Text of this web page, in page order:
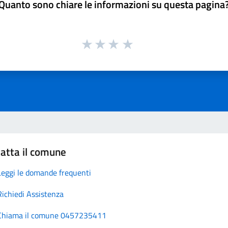
sono chiare le informazioni su questa
il comune
le domande frequenti
Assistenza
il comune 0457235411